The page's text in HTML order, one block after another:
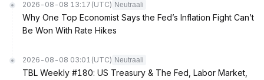
2026-08-08 13:17 (UTC) Neutraali
Why One Top Economist Says the Fed’s Inflation Fight Can’t
Be Won With Rate Hikes
2026-08-08 03:01 (UTC) Neutraali
TBL Weekly #180: US Treasury & The Fed, Labor Market,